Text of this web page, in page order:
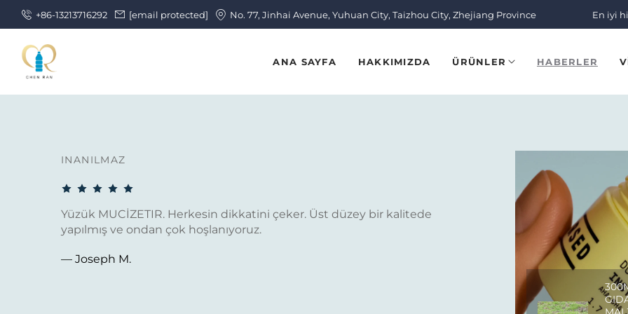
+86-13213716292 [email protected] No. 77, Jinhai Avenue, Yuhuan City, Taizhou City, Zhejiang Province En iyi
ANA SAYFA HAKKIMIZDA ÜRÜNLER HABERLER
INANILMAZ
Yüzük MUCİZETIR. Herkesin dikkatini çeker. Üst düzey bir kalitede
yapılmış ve ondan çok hoşlanıyoruz.
— Joseph M.